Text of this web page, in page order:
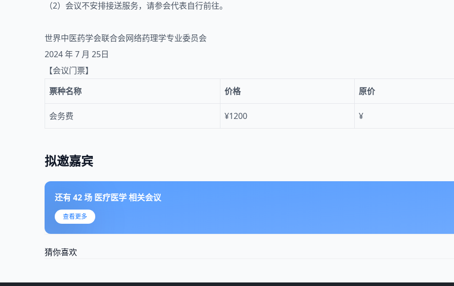
（2）会议不安排接送服务，请参会代表自行前往。
世界中医药学会联合会网络药理学专业委员会
2024 年 7 月 25日
【会议门票】
票种名称
价格 原价
会务费 ¥1200 ¥
拟邀嘉宾
还有42场 医疗医学相关会议
查看更多
猜你喜欢